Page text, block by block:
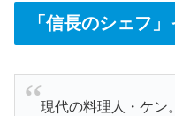
「信長のシェフ
現代の料理人・ケン